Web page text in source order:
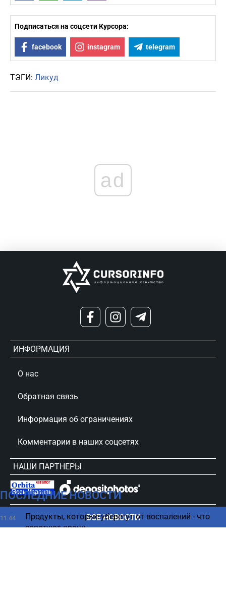
Подписаться на соцсети Курсора:
facebook instagram telegram
ТЭГИ: Ликуд
ПОСЛЕДНИЕ НОВОСТИ
11:44
Продукты, которые уберегут от воспалений - что
советуют врачи
ВСЕ НОВОСТИ
ad
ИНФОРМАЦИЯ
О нас
Обратная связь
Информация об ограничениях
Комментарии в наших соцсетях
НАШИ ПАРТНЕРЫ
сursorinfo.co.il © Все права защищены